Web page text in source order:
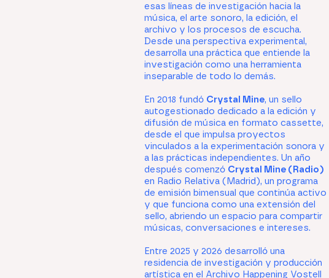
esas líneas de investigación hacia la
música, el arte sonoro, la edición, el
archivo y los procesos de escucha.
Desde una perspectiva experimental,
desarrolla una práctica que entiende la
investigación como una herramienta
inseparable de todo lo demás.
En 2018 fundó Crystal Mine, un sello
autogestionado dedicado a la edición y
difusión de música en formato cassette,
desde el que impulsa proyectos
vinculados a la experimentación sonora y
a las prácticas independientes. Un año
después comenzó Crystal Mine (Radio)
en Radio Relativa (Madrid), un programa
de emisión bimensual que continúa activo
y que funciona como una extensión del
sello, abriendo un espacio para compartir
músicas, conversaciones e intereses.
Entre 2025 y 2026 desarrolló una
residencia de investigación y producción
artística en el Archivo Happening Vostell